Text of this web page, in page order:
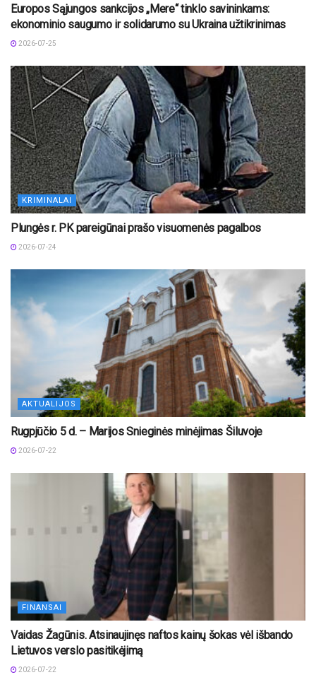
Europos Sąjungos sankcijos „Mere“ tinklo savininkams:
ekonominio saugumo ir solidarumo su Ukraina užtikrinimas
2026-07-25
KRIMINALAI
Plungės r. PK pareigūnai prašo visuomenės pagalbos
2026-07-24
AKTUALIJOS
Rugpjūčio 5 d. – Marijos Snieginės minėjimas Šiluvoje
2026-07-22
FINANSAI
Vaidas Žagūnis. Atsinaujinęs naftos kainų šokas vėl išbando
Lietuvos verslo pasitikėjimą
2026-07-22